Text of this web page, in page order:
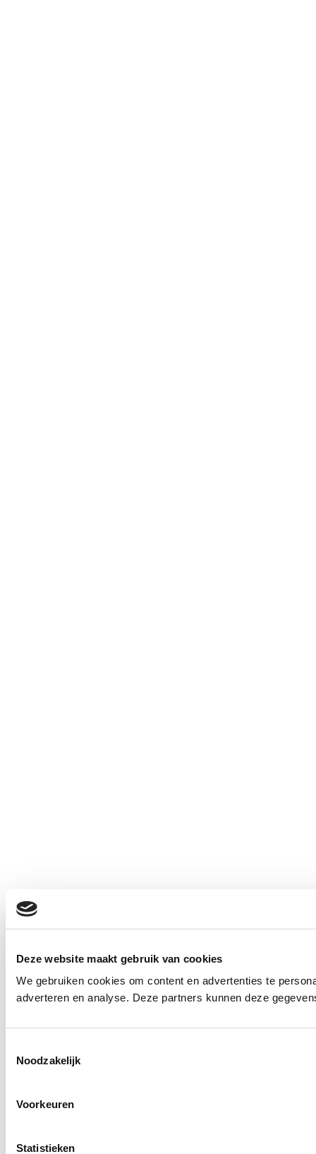
Deze website maakt gebruik van cookies
We gebruiken cookies om content en advertenties te
adverteren en analyse. Deze partners kunnen deze
Noodzakelijk
Voorkeuren
Statistieken